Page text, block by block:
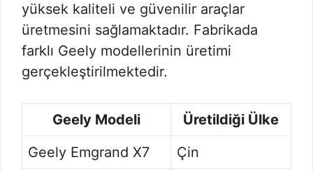
yüksek kaliteli ve güvenilir araçlar
üretmesini sağlamaktadır. Fabrikada
farklı Geely modellerinin üretimi
gerçekleştirilmektedir.
Geely Modeli
Üretildiği Ülke
Geely Emgrand X7
Çin